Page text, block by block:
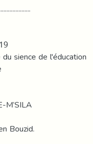
sience de l'éducation
M’SILA
Bouzid.